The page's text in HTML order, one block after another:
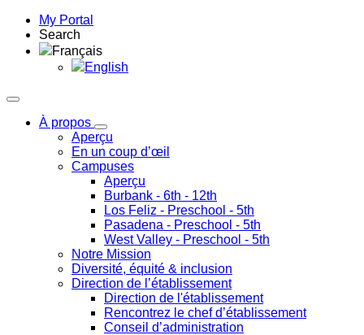
My Portal
Search
Français
English
À propos
Aperçu
En un coup d’œil
Campuses
Aperçu
Burbank - 6th - 12th
Los Feliz - Preschool - 5th
Pasadena - Preschool - 5th
West Valley - Preschool - 5th
Notre Mission
Diversité, équité & inclusion
Direction de l’établissement
Direction de l'établissement
Rencontrez le chef d’établissement
Conseil d’administration